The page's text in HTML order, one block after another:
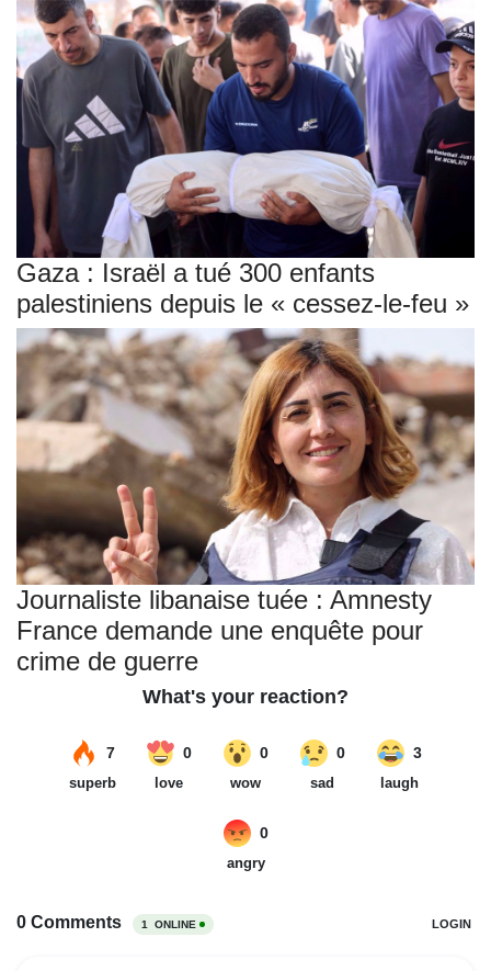
Gaza : Israël a tué 300 enfants
palestiniens depuis le « cessez-le-feu »
Journaliste libanaise tuée : Amnesty
France demande une enquête pour
crime de guerre